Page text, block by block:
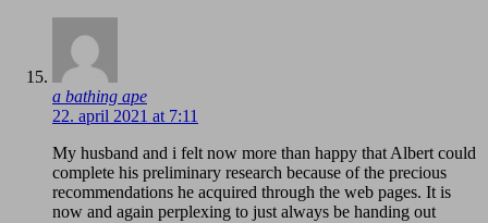
a bathing ape
22. april 2021 at 7:11
My husband and i felt now more than happy that Albert could
complete his preliminary research because of the precious
recommendations he acquired through the web pages. It is
now and again perplexing to just always be handing out